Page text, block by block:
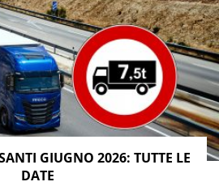
GIUGNO 2026: TUTTE LE
DATE